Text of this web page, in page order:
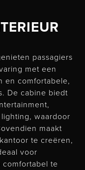
passagiers
met een
en comfortabele,
De cabine biedt
waardoor
maakt
te creëren,
voor
te